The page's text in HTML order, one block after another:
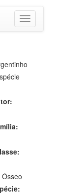
Toggle
navigation
Ósseo